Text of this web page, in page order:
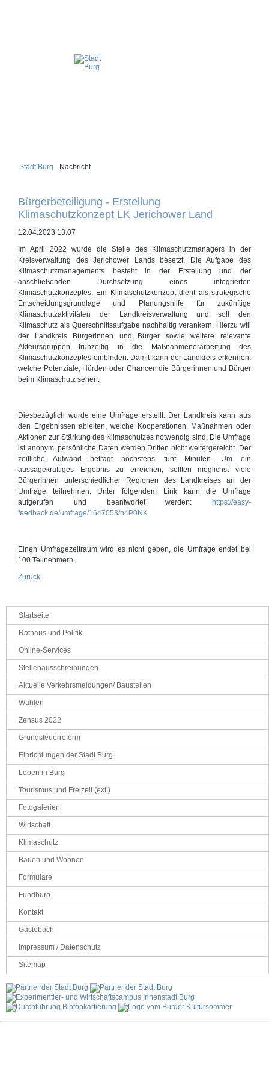
Stadt Burg Nachricht
Bürgerbeteiligung - Erstellung
Klimaschutzkonzept LK Jerichower Land
12.04.2023 13:07
Im April 2022 wurde die Stelle des Klimaschutzmanagers in der
Kreisverwaltung des Jerichower Lands besetzt. Die Aufgabe des
Klimaschutzmanagements besteht in der Erstellung und der
anschließenden Durchsetzung eines integrierten
Klimaschutzkonzeptes. Ein Klimaschutzkonzept dient als strategische
Entscheidungsgrundlage und Planungshilfe für zukünftige
Klimaschutzaktivitäten der Landkreisverwaltung und soll den
Klimaschutz als Querschnittsaufgabe nachhaltig verankern. Hierzu will
der Landkreis Bürgerinnen und Bürger sowie weitere relevante
Akteursgruppen frühzeitig in die Maßnahmenerarbeitung des
Klimaschutzkonzeptes einbinden. Damit kann der Landkreis erkennen,
welche Potenziale, Hürden oder Chancen die Bürgerinnen und Bürger
beim Klimaschutz sehen.
Diesbezüglich wurde eine Umfrage erstellt. Der Landkreis kann aus
den Ergebnissen ableiten, welche Kooperationen, Maßnahmen oder
Aktionen zur Stärkung des Klimaschutzes notwendig sind. Die Umfrage
ist anonym, persönliche Daten werden Dritten nicht weitergereicht. Der
zeitliche Aufwand beträgt höchstens fünf Minuten. Um ein
aussagekräftiges Ergebnis zu erreichen, sollten möglichst viele
BürgerInnen unterschiedlicher Regionen des Landkreises an der
Umfrage teilnehmen. Unter folgendem Link kann die Umfrage
aufgerufen und beantwortet werden:
https://easy-
feedback.de/umfrage/1647053/n4P0NK
Einen Umfragezeitraum wird es nicht geben, die Umfrage endet bei
100 Teilnehmern.
Zurück
Navigation
überspringen
Startseite
Rathaus und Politik
Online-Services
Stellenausschreibungen
Aktuelle Verkehrsmeldungen/ Baustellen
Wahlen
Zensus 2022
Grundsteuerreform
Einrichtungen der Stadt Burg
Leben in Burg
Tourismus und Freizeit (ext.)
Fotogalerien
Wirtschaft
Klimaschutz
Bauen und Wohnen
Formulare
Fundbüro
Kontakt
Gästebuch
Impressum / Datenschutz
Sitemap